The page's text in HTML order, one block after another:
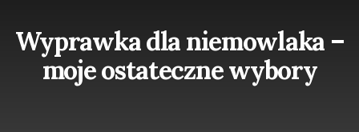
Wyprawka dla niemowlaka –
moje ostateczne wybory